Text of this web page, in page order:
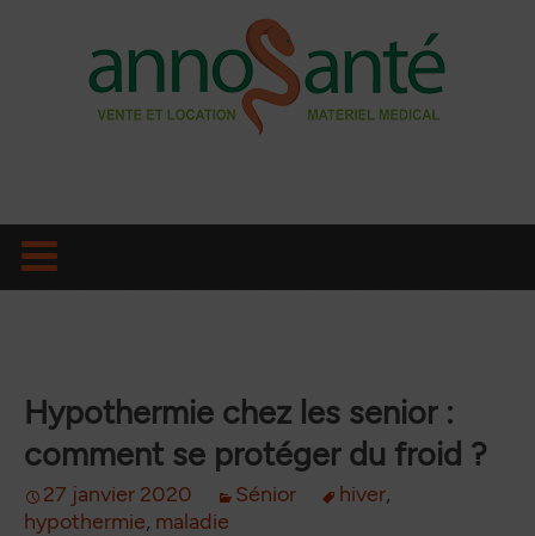
contenu
Hypothermie chez les senior :
comment se protéger du froid ?
27 janvier 2020 Sénior hiver,
hypothermie, maladie